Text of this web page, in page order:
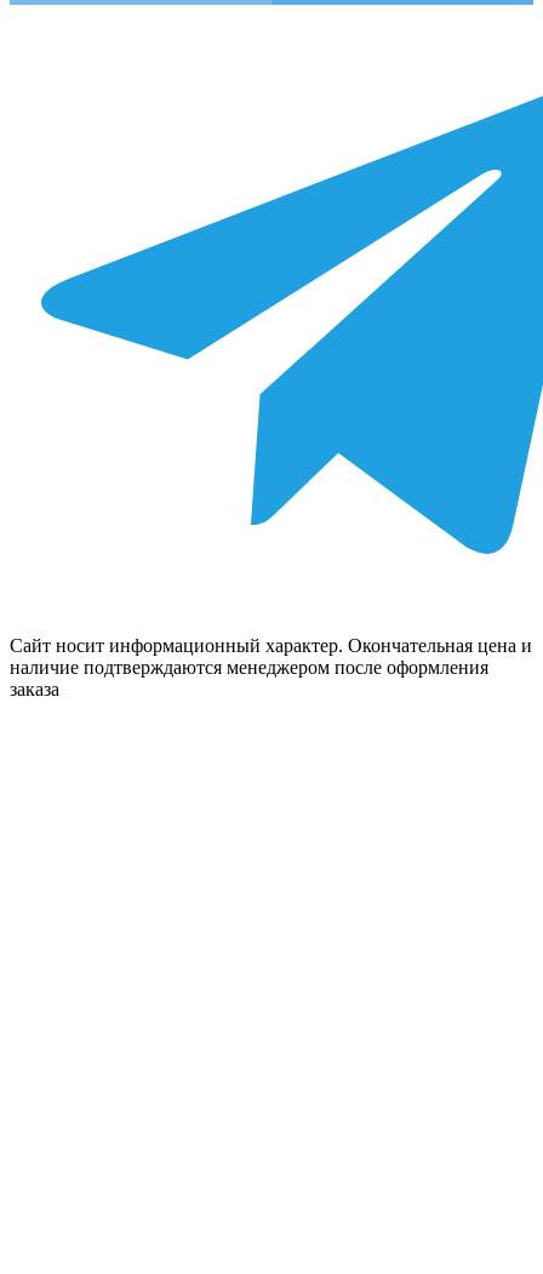
Сайт носит информационный характер. Окончательная цена и
наличие подтверждаются менеджером после оформления
заказа